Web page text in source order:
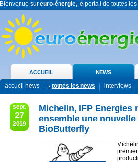
Bienvenue sur euro-énergie, le portail de toutes
ACCUEIL NEWS
accueil news toutes les news interviews
sept.
27
2019
Michelin, IFP Energies
ensemble une
BioButterfly